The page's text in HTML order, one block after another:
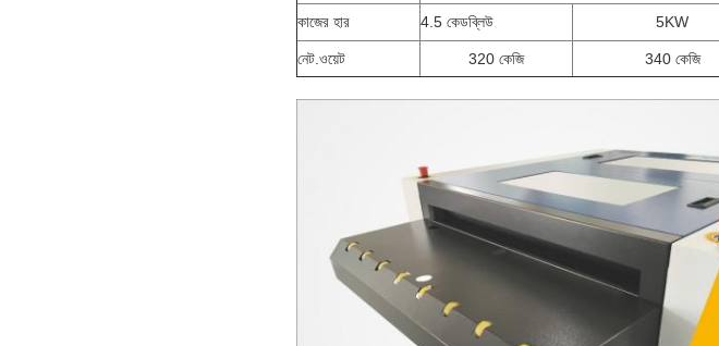
কাজের হার 4.5 কেডব্লিউ 5KW
নেট.ওয়েট 320 কেজি 340 কেজি